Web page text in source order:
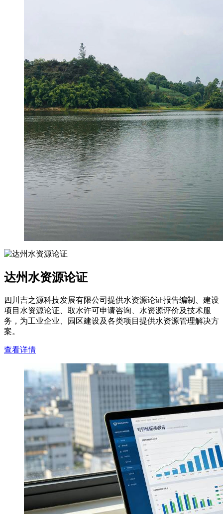
达州水资源论证
四川吉之源科技发展有限公司提供水资源论证报告编制、建设
项目水资源论证、取水许可申请咨询、水资源评价及技术服
务，为工业企业、园区建设及各类项目提供水资源管理解决方
案。
查看详情